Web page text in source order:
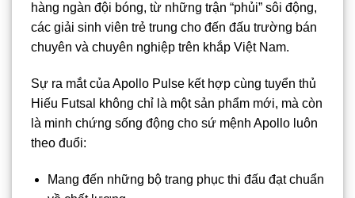
hàng ngàn đội bóng, từ những trận “phủi” sôi động,
các giải sinh viên trẻ trung cho đến đấu trường bán
chuyên và chuyên nghiệp trên khắp Việt Nam.
Sự ra mắt của Apollo Pulse kết hợp cùng tuyển thủ
Hiếu Futsal không chỉ là một sản phẩm mới, mà còn
là minh chứng sống động cho sứ mệnh Apollo luôn
theo đuổi:
Mang đến những bộ trang phục thi đấu đạt chuẩn